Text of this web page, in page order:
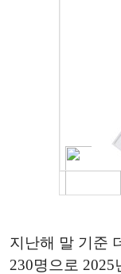
지난해 말 기준
230명으로 2025